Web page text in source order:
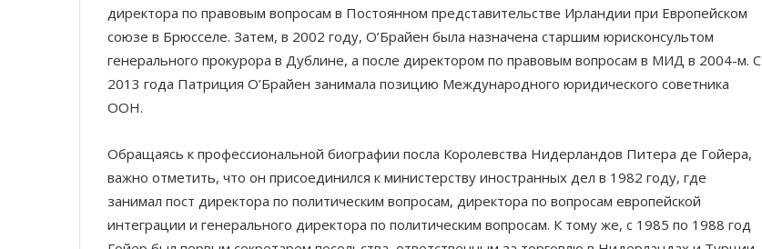
директора по правовым вопросам в Постоянном представительстве Ирландии при Европейском
союзе в Брюсселе. Затем, в 2002 году, О’Брайен была назначена старшим юрисконсультом
генерального прокурора в Дублине, а после директором по правовым вопросам в МИД в 2004-м. С
2013 года Патриция О’Брайен занимала позицию Международного юридического советника
ООН.
Обращаясь к профессиональной биографии посла Королевства Нидерландов Питера де Гойера,
важно отметить, что он присоединился к министерству иностранных дел в 1982 году, где
занимал пост директора по политическим вопросам, директора по вопросам европейской
интеграции и генерального директора по политическим вопросам. К тому же, с 1985 по 1988 год
Князь Альбер II и Принцесса
Шарлен посетили 77-й Бал
Красного Креста Монако
SBM и Be Safe Monaco продлили
партнёрство ради безопасных
летних ночей